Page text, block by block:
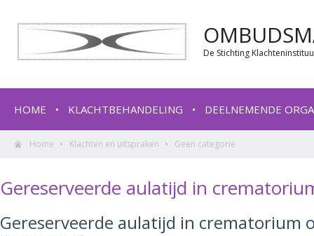
De Stichting
HOME KLACHTBEHANDELING DEELNEMENDE
Home Klachten en uitspraken Geen categorie
Gereserveerde aulatijd in
Gereserveerde aulatijd in crematorium